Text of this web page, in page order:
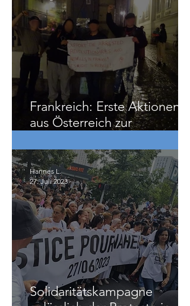
Frankreich: Erste Aktionen
aus Österreich zur
Solidaritätskampagne
Hannes L.
27. Juli 2023